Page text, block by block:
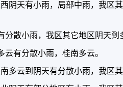
阴天有小雨，局部中雨，我区
分散小雨，我区其它地区阴天到
云有分散小雨，桂南多云。
多云到阴天有分散小雨，我区